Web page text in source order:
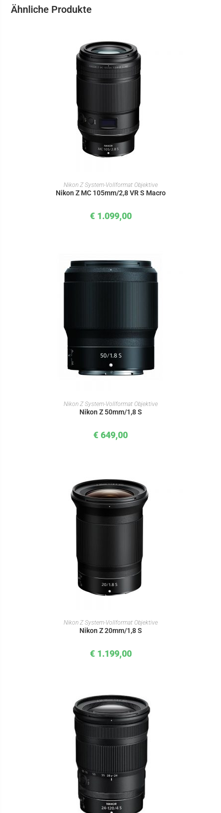
Ähnliche Produkte
IN DEN WARENKORB
Nikon Z System-Vollformat Objektive
Nikon Z MC 105mm/2,8 VR S Macro
€ 1.099,00
IN DEN WARENKORB
Nikon Z System-Vollformat Objektive
Nikon Z 50mm/1,8 S
€ 649,00
IN DEN WARENKORB
Nikon Z System-Vollformat Objektive
Nikon Z 20mm/1,8 S
€ 1.199,00